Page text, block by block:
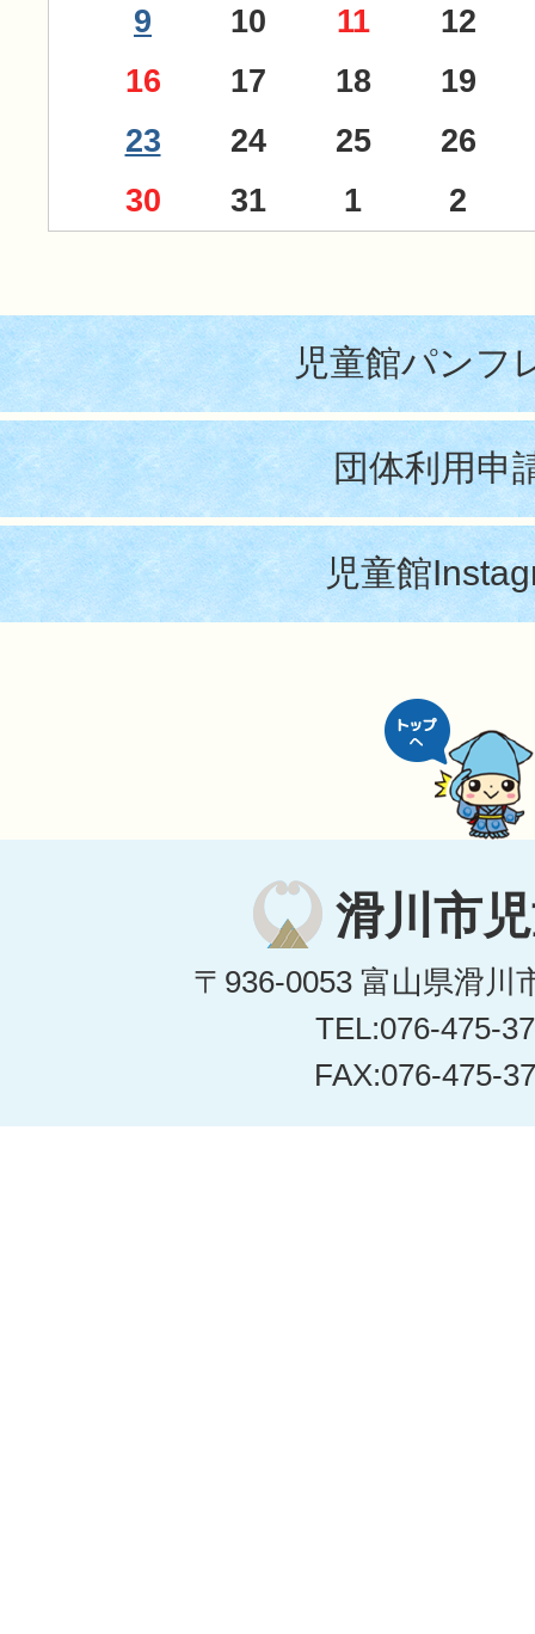
9
10 11
12
16
17 18
19
23
24 25
26
30
31 1 2
児童館パンフ
団体利用申
児童館
滑川市
〒936-0053 富山県滑川
TEL:076-475-
FAX:076-475-